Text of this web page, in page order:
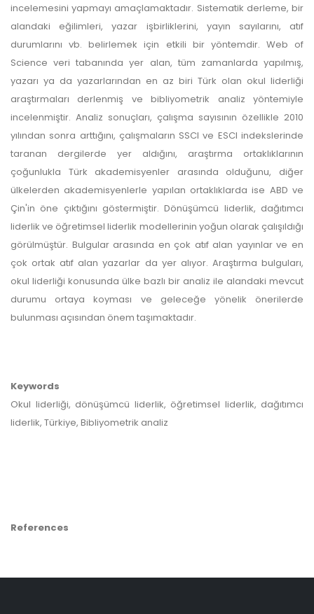
incelemesini yapmayı amaçlamaktadır. Sistematik derleme, bir
alandaki eğilimleri, yazar işbirliklerini, yayın sayılarını, atıf
durumlarını vb. belirlemek için etkili bir yöntemdir. Web of
Science veri tabanında yer alan, tüm zamanlarda yapılmış,
yazarı ya da yazarlarından en az biri Türk olan okul liderliği
araştırmaları derlenmiş ve bibliyometrik analiz yöntemiyle
incelenmiştir. Analiz sonuçları, çalışma sayısının özellikle 2010
yılından sonra arttığını, çalışmaların SSCI ve ESCI indekslerinde
taranan dergilerde yer aldığını, araştırma ortaklıklarının
çoğunlukla Türk akademisyenler arasında olduğunu, diğer
ülkelerden akademisyenlerle yapılan ortaklıklarda ise ABD ve
Çin'in öne çıktığını göstermiştir. Dönüşümcü liderlik, dağıtımcı
liderlik ve öğretimsel liderlik modellerinin yoğun olarak çalışıldığı
görülmüştür. Bulgular arasında en çok atıf alan yayınlar ve en
çok ortak atıf alan yazarlar da yer alıyor. Araştırma bulguları,
okul liderliği konusunda ülke bazlı bir analiz ile alandaki mevcut
durumu ortaya koyması ve geleceğe yönelik önerilerde
bulunması açısından önem taşımaktadır.
Keywords
Okul liderliği, dönüşümcü liderlik, öğretimsel liderlik, dağıtımcı
liderlik, Türkiye, Bibliyometrik analiz
References